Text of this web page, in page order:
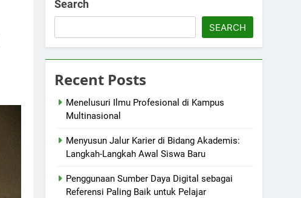
Search
SEARCH
Recent Posts
Menelusuri Ilmu Profesional di Kampus
Multinasional
Menyusun Jalur Karier di Bidang Akademis:
Langkah-Langkah Awal Siswa Baru
Penggunaan Sumber Daya Digital sebagai
Referensi Paling Baik untuk Pelajar